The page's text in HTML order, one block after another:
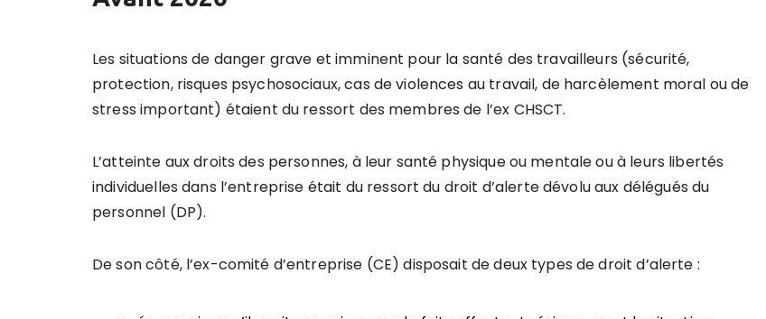
Les situations de danger grave et imminent pour la santé des travailleurs (sécurité,
protection, risques psychosociaux, cas de violences au travail, de harcèlement moral ou de
stress important) étaient du ressort des membres de l’ex CHSCT.
L’atteinte aux droits des personnes, à leur santé physique ou mentale ou à leurs libertés
individuelles dans l’entreprise était du ressort du droit d’alerte dévolu aux délégués du
personnel (DP).
De son côté, l’ex-comité d’entreprise (CE) disposait de deux types de droit d’alerte :